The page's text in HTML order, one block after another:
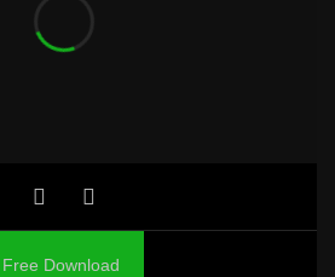
Free Download